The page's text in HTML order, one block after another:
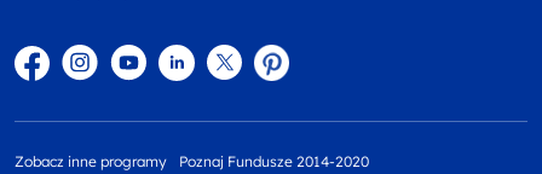
FacebookInstagram
YouTubeLinkedintwitterPinterest
Zobacz inne programy Poznaj Fundusze 2014-2020